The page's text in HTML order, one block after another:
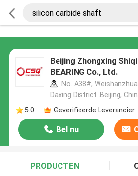
Beijing Zhongxing
BEARING Co., Ltd.
No. A38#,
Daxing District ,Beijing,
5.0
Geverifieerde Leverancier
Bel nu
PRODUCTEN